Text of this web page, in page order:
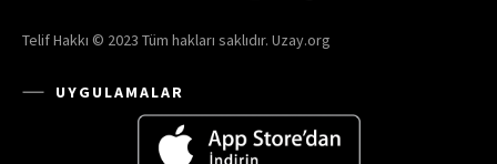
Telif Hakkı © 2023 Tüm hakları saklıdır. Uzay.org
UYGULAMALAR